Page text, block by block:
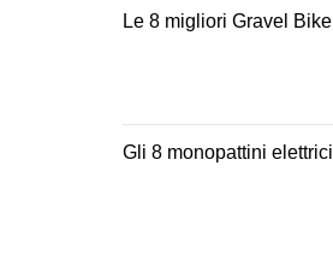
Le 8 migliori Gravel
Gli 8 monopattini